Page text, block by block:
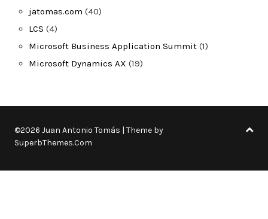
jatomas.com (40)
LCS (4)
Microsoft Business Application Summit (1)
Microsoft Dynamics AX (19)
©2026 Juan Antonio Tomás | Theme by
SuperbThemes.Com